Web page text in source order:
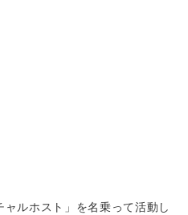
ルホスト」を名乗って活動し